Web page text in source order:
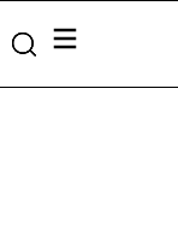
Valikko